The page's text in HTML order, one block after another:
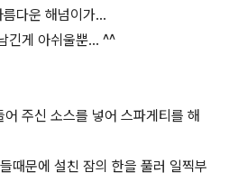
다운 해넘이가...
긴게 아쉬울뿐... ^^
주신 소스를 넣어 스파게티를 해
때문에 설친 잠의 한을 풀러 일찍부